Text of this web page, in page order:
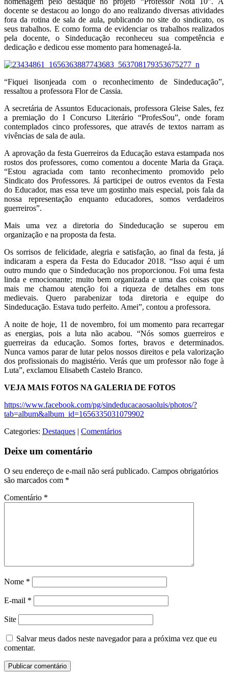
docente se destacou ao longo do ano realizando diversas atividades
fora da rotina de sala de aula, publicando no site do sindicato, os
seus trabalhos. E como forma de evidenciar os trabalhos realizados
pela docente, o Sindeducação reconheceu sua competência e
dedicação e dedicou esse momento para homenageá-la.
“Fiquei lisonjeada com o reconhecimento de Sindeducação”,
ressaltou a professora Flor de Cassia.
A secretária de Assuntos Educacionais, professora Gleise Sales, fez
a premiação do I Concurso Literário “ProfesSou”, onde foram
contemplados cinco professores, que através de textos narram as
vivências de sala de aula.
A aprovação da festa Guerreiros da Educação estava estampada nos
rostos dos professores, como comentou a docente Maria da Graça.
“Estou agraciada com tanto reconhecimento promovido pelo
Sindicato dos Professores. Já participei de outros eventos da Festa
do Educador, mas essa teve um gostinho mais especial, pois fala da
nossa representação enquanto educadores, somos verdadeiros
guerreiros”.
Mais uma vez a diretoria do Sindeducação se superou em
organização e na proposta da festa.
Os sorrisos de felicidade, alegria e satisfação, ao final da festa, já
indicaram a espera da Festa do Educador 2018. “Isso aqui é um
outro mundo que o Sindeducação nos proporcionou. Foi uma festa
linda e emocionante; muito bem organizada e uma das coisas que
mais me chamou atenção foi a riqueza de detalhes em tons
medievais. Quero parabenizar toda diretoria e equipe do
Sindeducação. Estava tudo perfeito. Amei”, contou a professora.
A noite de hoje, 11 de novembro, foi um momento para recarregar
as energias, pois a luta não acabou. “Nós somos guerreiros e
guerreiras da educação. Somos fortes, bravos e determinados.
Nunca vamos parar de lutar pelos nossos direitos e pela valorização
dos profissionais do magistério. Verás que um professor não foge à
Luta”, exclamou Elisabeth Castelo Branco.
VEJA MAIS FOTOS NA GALERIA DE FOTOS
https://www.facebook.com/pg/sindeducacaosaoluis/photos/?
tab=album&album_id=1656335031079902
Categories: Destaques | Comentários
Deixe um comentário
O seu endereço de e-mail não será publicado. Campos obrigatórios
são marcados com *
Comentário *
Nome *
E-mail *
Site
Salvar meus dados neste navegador para a próxima vez que eu
comentar.